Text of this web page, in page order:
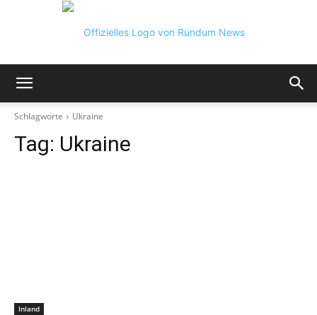
Schlagworte Ukraine
Tag: Ukraine
Inland